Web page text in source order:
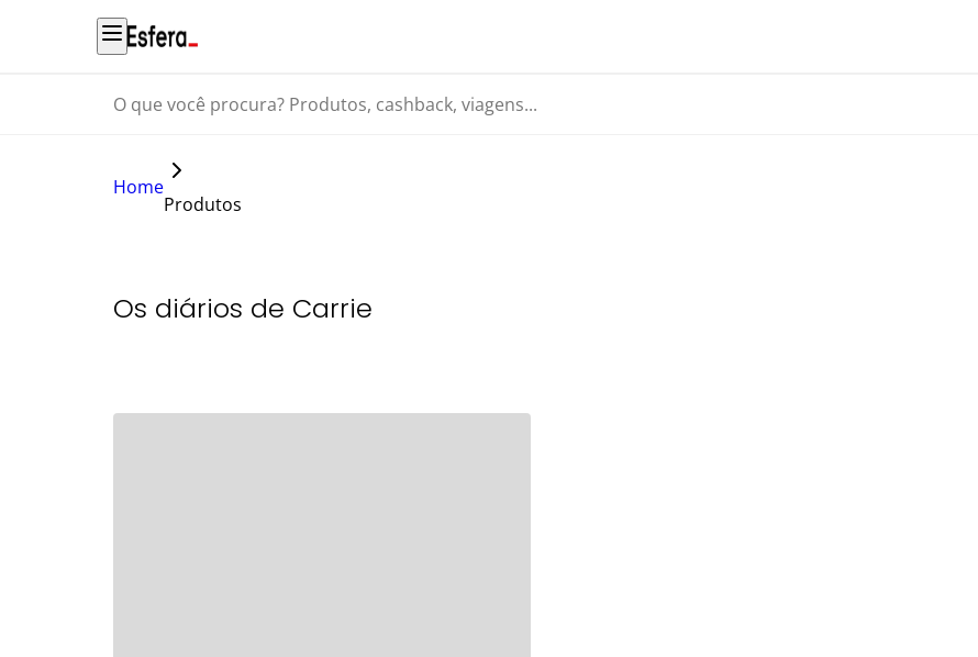
O que você procura? Produtos, cashback, viagens...
Home
Produtos
Os diários de Carrie